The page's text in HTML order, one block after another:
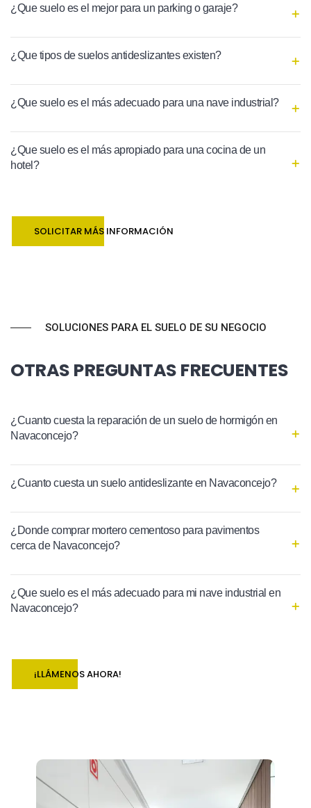
¿Que suelo es el mejor para un parking o garaje?
¿Que tipos de suelos antideslizantes existen?
¿Que suelo es el más adecuado para una nave industrial?
¿Que suelo es el más apropiado para una cocina de un
hotel?
SOLICITAR MÁS INFORMACIÓN
SOLUCIONES PARA EL SUELO DE SU NEGOCIO
OTRAS PREGUNTAS FRECUENTES
¿Cuanto cuesta la reparación de un suelo de hormigón en
Navaconcejo?
¿Cuanto cuesta un suelo antideslizante en Navaconcejo?
¿Donde comprar mortero cementoso para pavimentos
cerca de Navaconcejo?
¿Que suelo es el más adecuado para mi nave industrial en
Navaconcejo?
¡LLÁMENOS AHORA!